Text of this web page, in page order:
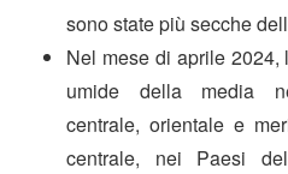
sono state più secche
Nel mese di aprile
umide della media
centrale, orientale e
centrale, nei Paesi